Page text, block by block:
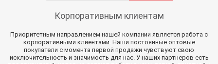
Корпоративным клиентам
Приоритетным направлением нашей компании является работа с
корпоративными клиентами. Наши постоянные оптовые
покупатели с момента первой продажи чувствуют свою
исключительность и значимость для нас. У наших партнеров есть